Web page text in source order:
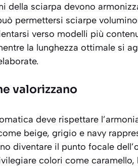
della sciarpa devono
permettersi sciarpe
verso modelli più
la lunghezza ottimale si
valorizzano
deve rispettare l’
beige, grigio e navy
diventare il punto focale
colori come